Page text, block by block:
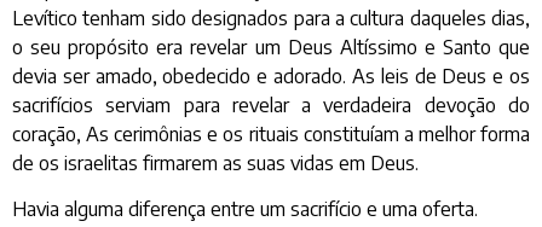
Levítico tenham sido designados para a cultura daqueles dias,
o seu propósito era revelar um Deus Altíssimo e Santo que
devia ser amado, obedecido e adorado. As leis de Deus e os
sacrifícios serviam para revelar a verdadeira devoção do
coração, As cerimônias e os rituais constituíam a melhor forma
de os israelitas firmarem as suas vidas em Deus.
Havia alguma diferença entre um sacrifício e uma oferta.